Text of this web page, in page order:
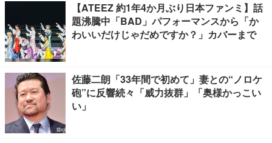
【ATEEZ 約1年4か月ぶり日本ファンミ】話
題沸騰中「BAD」パフォーマンスから「か
わいいだけじゃだめですか？」カバーまで
佐藤二朗「33年間で初めて」妻との“ノロケ
砲”に反響続々「威力抜群」「奥様かっこい
い」